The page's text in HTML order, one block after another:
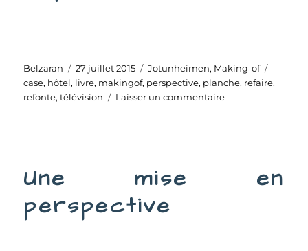
Auteur
Belzaran
Publié
le
27 juillet 2015 Catégories
Jotunheimen, Making-of
case, hôtel, livre, makingof, perspective, planche, refaire,
refonte,télévision Laisser un commentairesur
Une mise en
perspective